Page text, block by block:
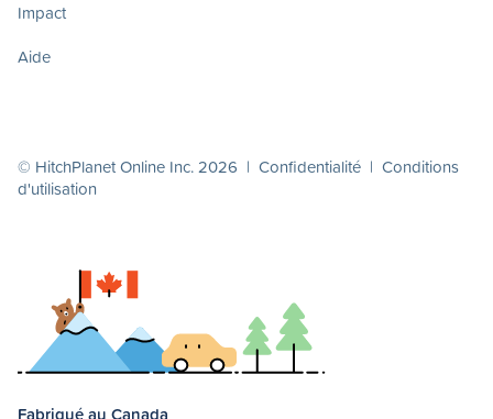
Impact
Aide
© HitchPlanet Online Inc. 2026 | Confidentialité | Conditions
d'utilisation
Fabriqué au Canada